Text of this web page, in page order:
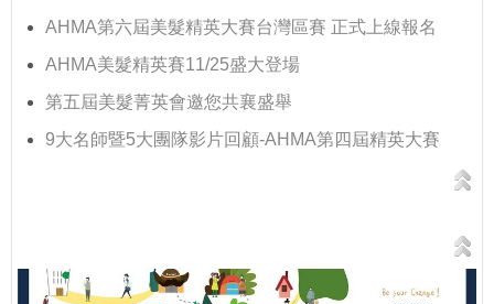
AHMA第六屆美髮精英大賽台灣區賽 正式上線報名
AHMA美髮精英賽11/25盛大登場
第五屆美髮菁英會邀您共襄盛舉
9大名師暨5大團隊影片回顧-AHMA第四屆精英大賽